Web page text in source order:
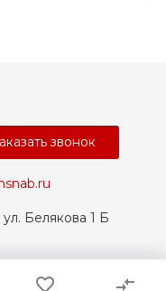
Белякова 1 Б
звонок